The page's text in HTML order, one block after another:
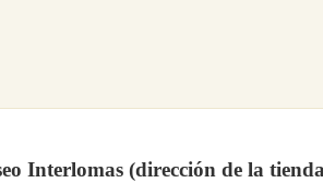
Interlomas (dirección de la